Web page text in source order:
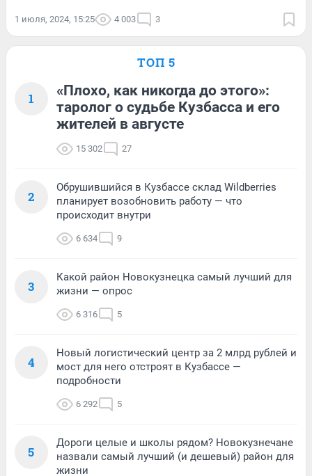
1 июля, 2024, 15:25 4 003 3
ТОП 5
1
«Плохо, как никогда до этого»:
таролог о судьбе Кузбасса и его
жителей в августе
15 302 27
2
Обрушившийся в Кузбассе склад Wildberries
планирует возобновить работу — что
происходит внутри
6 634 9
3
Какой район Новокузнецка самый лучший для
жизни — опрос
6 316 5
4
Новый логистический центр за 2 млрд рублей и
мост для него отстроят в Кузбассе —
подробности
6 292 5
5
Дороги целые и школы рядом? Новокузнечане
назвали самый лучший (и дешевый) район для
жизни